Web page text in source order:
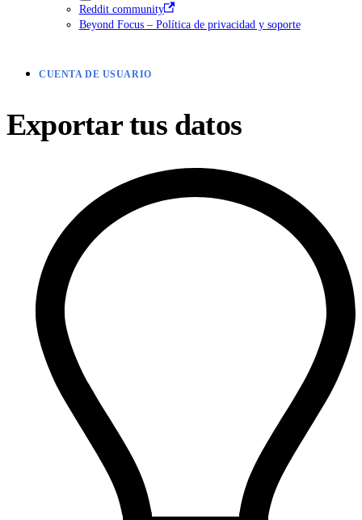
Reddit community
Beyond Focus – Política de privacidad y soporte
CUENTA DE USUARIO
Exportar tus datos